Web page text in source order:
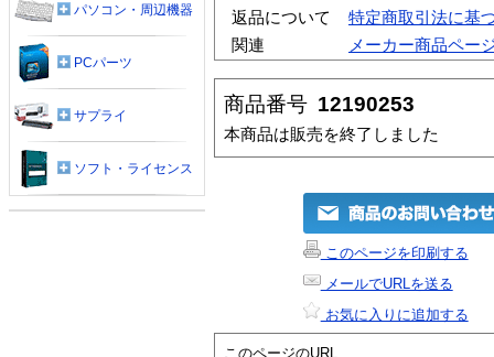
返品について
特定商取引法に基
関連
メーカー商品ペー
商品番号 12190253
本商品は販売を終了しました
このページを印刷する
メールでURLを送る
お気に入りに追加する
このページのURL
パソコン・周辺機器
PCパーツ
サプライ
ソフト・ライセンス